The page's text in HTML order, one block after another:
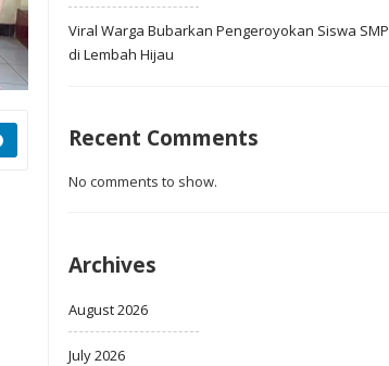
Viral Warga Bubarkan Pengeroyokan Siswa SMP
di Lembah Hijau
Recent Comments
No comments to show.
Archives
August 2026
July 2026